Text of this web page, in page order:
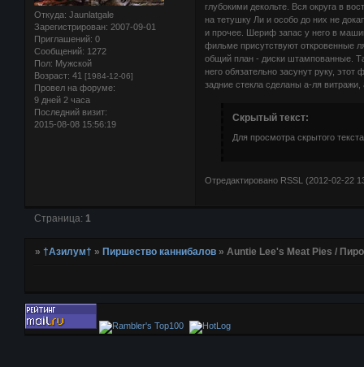
Откуда: Jaunlatgale
Зарегистрирован: 2007-09-01
Приглашений: 0
Сообщений: 1272
Пол: Мужской
Возраст: 41 [1984-12-06]
Провел на форуме:
9 дней 2 часа
Последний визит:
2015-08-08 15:56:19
глубокими декольте. Вся округа в
на тетушку Ли и особо до них не
и прочее. Шериф запас у него в
фильме присутствуют откровенные
общий план - диски штампованные.
него обязательно засунут руку,
задние стекла сделаны а-ля
Скрытый текст:
Для просмотра скрытого
Отредактировано RSSL (2012-02-22
Страница: 1
»†Азилум† » Пиршество каннибалов »Auntie Lee's Meat Pies /